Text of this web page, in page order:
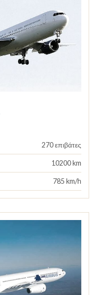
270 επιβάτες
10200 km
785 km/h